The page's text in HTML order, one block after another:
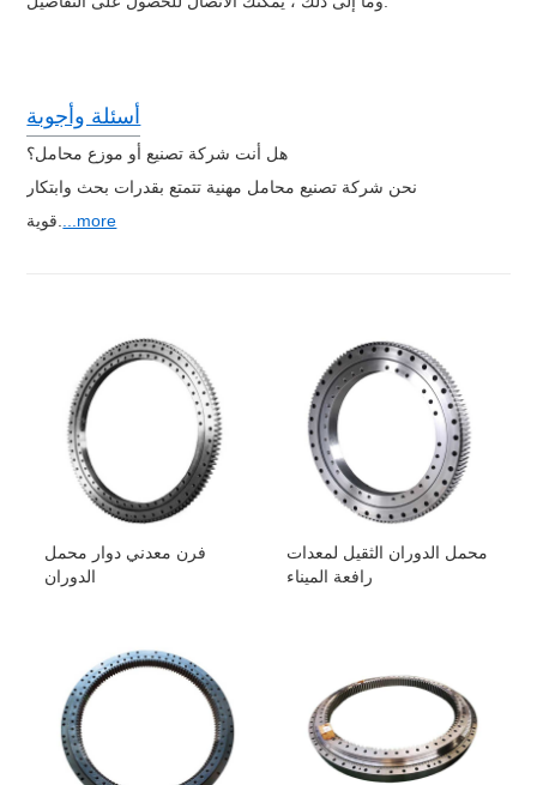
أسئلة وأجوبة
هل أنت شركة تصنيع أو موزع محامل؟
نحن شركة تصنيع محامل مهنية تتمتع بقدرات بحث وابتكار
...more
فرن معدني دوار محمل
الدوران
محمل الدوران الثقيل لمعدات
رافعة الميناء